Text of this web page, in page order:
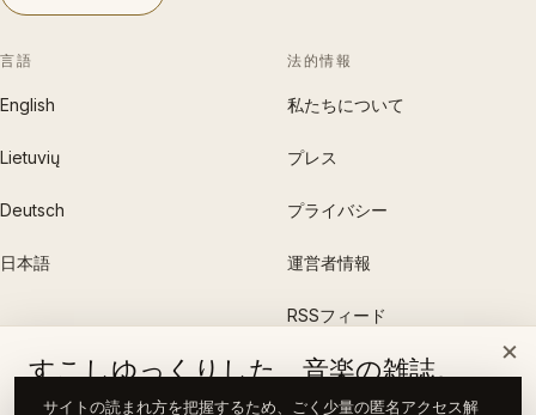
言語
English
Lietuvių
Deutsch
日本語
法的情報
私たちについて
プレス
プライバシー
運営者情報
RSSフィード
雑誌を支援する →
サイトの読まれ方を把握するため、ごく少量の匿名アクセス解
×
すこしゆっくりした、音楽の雑誌。
新しい記事が公開されたら、お知らせします。